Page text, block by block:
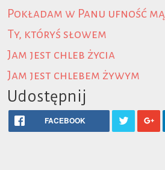
Pokładam w Panu ufność mą
Ty, któryś słowem
Jam jest chleb życia
Jam jest chlebem żywym
Udostępnij
FACEBOOK